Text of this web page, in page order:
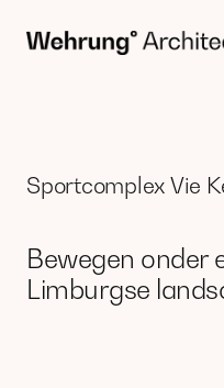
Sportcomplex Vie
Bewegen onder
Limburgse